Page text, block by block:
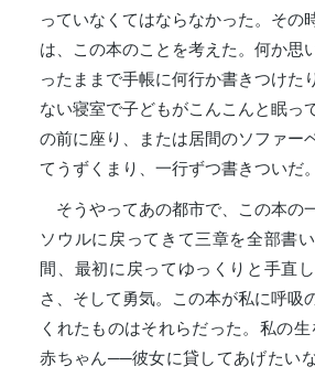
っていなくてはならなかった。その
は、この本のことを考えた。何か思
ったままで手帳に何行か書きつけた
ない寝室で子どもがこんこんと眠っ
の前に座り、または居間のソファー
てうずくまり、一行ずつ書きついだ。
そうやってあの都市で、この本の
ソウルに戻ってきて三章を全部書
間、最初に戻ってゆっくりと手直
さ、そして勇気。この本が私に呼吸
くれたものはそれらだった。私の
赤ちゃん──彼女に貸してあげたい